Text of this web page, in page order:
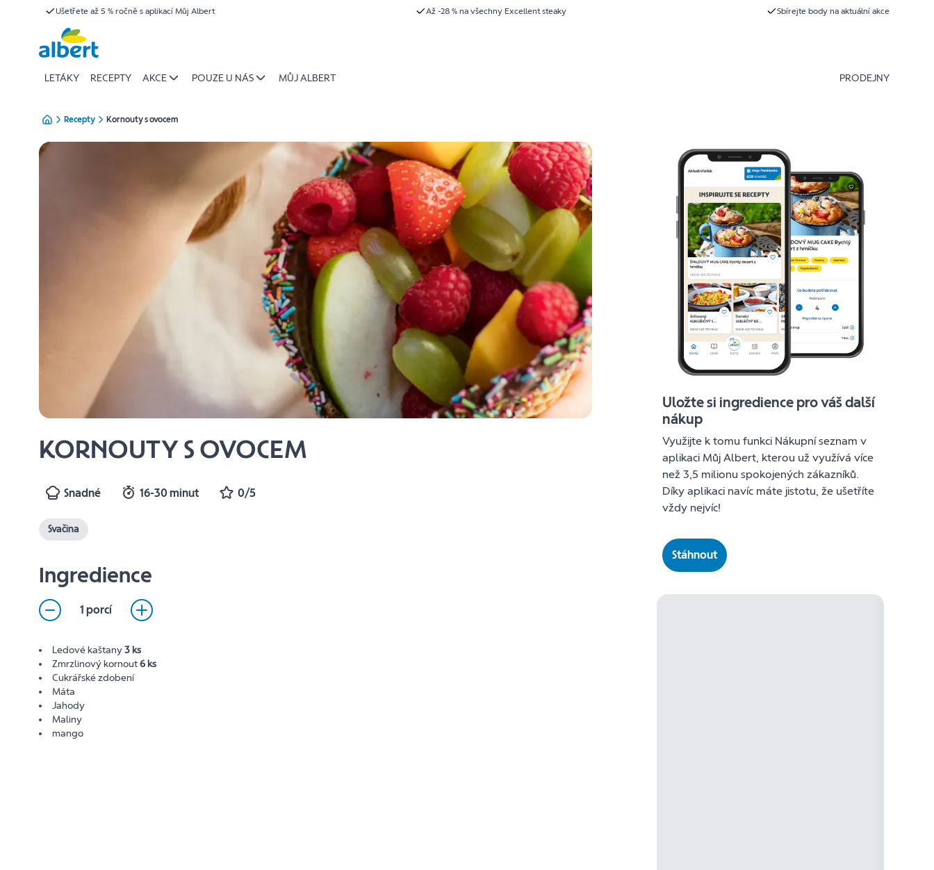
Ušetřete až 5 % ročně s aplikací Můj Albert Až -28 % na všechny Excellent steaky Sbírejte body na aktuální akce
LETÁKY RECEPTY AKCE POUZE U NÁS MŮJ ALBERT PRODEJNY
Recepty Kornouty s ovocem
KORNOUTY S OVOCEM
Snadné 16-30 minut 0/5
Svačina
Ingredience
1 porcí
Ledové kaštany3 ks
Zmrzlinový kornout6 ks
Cukrářské zdobení
Máta
Jahody
Maliny
mango
Uložte si ingredience pro váš další
nákup
Využijte k tomu funkci Nákupní seznam v
aplikaci Můj Albert, kterou už využívá více
než 3,5 milionu spokojených zákazníků.
Díky aplikaci navíc máte jistotu, že ušetříte
vždy nejvíc!
Stáhnout